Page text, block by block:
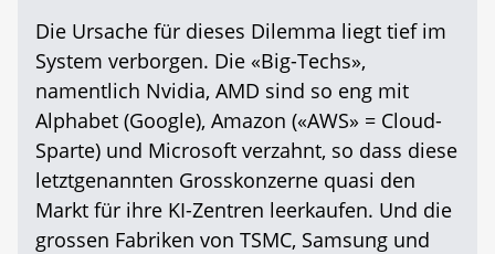
Die Ursache für dieses Dilemma liegt tief im
System verborgen. Die «Big-Techs»,
namentlich Nvidia, AMD sind so eng mit
Alphabet (Google), Amazon («AWS» = Cloud-
Sparte) und Microsoft verzahnt, so dass diese
letztgenannten Grosskonzerne quasi den
Markt für ihre KI-Zentren leerkaufen. Und die
grossen Fabriken von TSMC, Samsung und